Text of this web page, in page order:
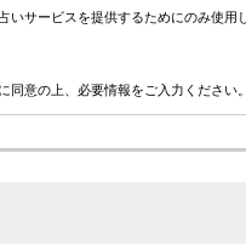
いサービスを提供するためにのみ使用
同意の上、必要情報をご入力ください。